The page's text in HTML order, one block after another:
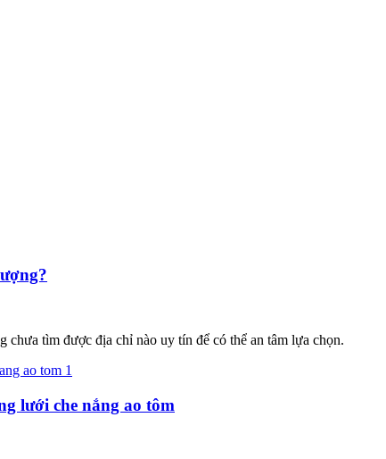
tìm được địa chỉ nào uy tín để có thể an tâm lựa chọn.
lưới che nắng ao tôm